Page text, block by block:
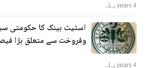
4 years پہلے
اسٹیٹ بینک کا حکومتی
وفروخت سے متعلق بڑا
4 years پہلے